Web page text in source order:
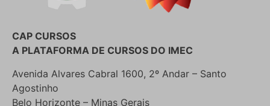
CAP CURSOS
A PLATAFORMA DE CURSOS DO IMEC
Avenida Alvares Cabral 1600, 2º Andar – Santo
Agostinho
Belo Horizonte – Minas Gerais